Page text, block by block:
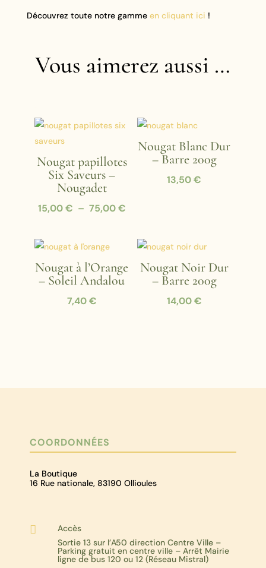
Découvrez toute notre gamme en cliquant ici !
Vous aimerez aussi …
Nougat papillotes
Six Saveurs –
Nougadet
15,00€ – 75,00€Plage
prix :
à
75,00 €
Nougat Blanc Dur
– Barre 200g
13,50€
Nougat à l’Orange
– Soleil Andalou
7,40€
Nougat Noir Dur
– Barre 200g
14,00€
COORDONNÉES
La Boutique
16 Rue nationale, 83190 Ollioules

Accès
Sortie 13 sur l’A50 direction Centre Ville –
Parking gratuit en centre ville – Arrêt Mairie
ligne de bus 120 ou 12 (Réseau Mistral)